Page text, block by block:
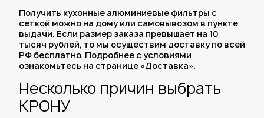
Получить кухонные алюминиевые фильтры с
сеткой можно на дому или самовывозом в пункте
выдачи. Если размер заказа превышает на 10
тысяч рублей, то мы осуществим доставку по всей
РФ бесплатно. Подробнее с условиями
ознакомьтесь на странице «Доставка».
Несколько причин выбрать
КРОНУ